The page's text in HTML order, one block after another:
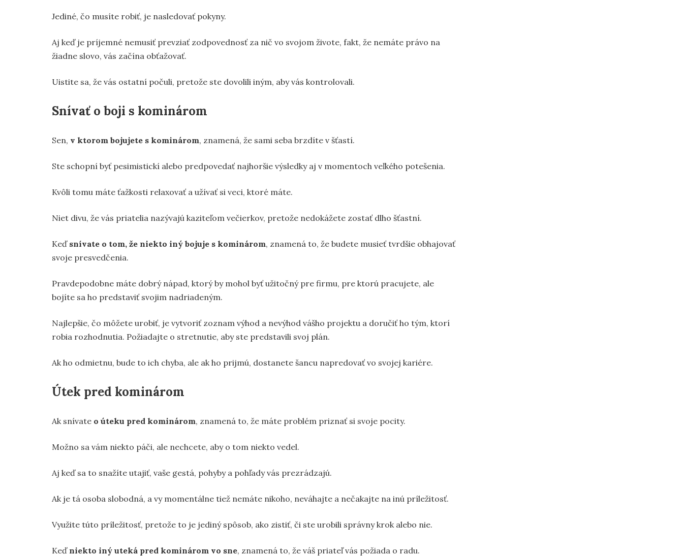
Jediné, čo musíte robiť, je nasledovať pokyny.
Aj keď je príjemné nemusiť prevziať zodpovednosť za nič vo svojom živote, fakt, že nemáte právo na
žiadne slovo, vás začína obťažovať.
Uistite sa, že vás ostatní počuli, pretože ste dovolili iným, aby vás kontrolovali.
Snívať o boji s kominárom
Sen, v ktorom bojujete s kominárom, znamená, že sami seba brzdíte v šťastí.
Ste schopní byť pesimistickí alebo predpovedať najhoršie výsledky aj v momentoch veľkého potešenia.
Kvôli tomu máte ťažkosti relaxovať a užívať si veci, ktoré máte.
Niet divu, že vás priatelia nazývajú kaziteľom večierkov, pretože nedokážete zostať dlho šťastní.
Keď snívate o tom, že niekto iný bojuje s kominárom, znamená to, že budete musieť tvrdšie obhajovať
svoje presvedčenia.
Pravdepodobne máte dobrý nápad, ktorý by mohol byť užitočný pre firmu, pre ktorú pracujete, ale
bojíte sa ho predstaviť svojim nadriadeným.
Najlepšie, čo môžete urobiť, je vytvoriť zoznam výhod a nevýhod vášho projektu a doručiť ho tým, ktorí
robia rozhodnutia. Požiadajte o stretnutie, aby ste predstavili svoj plán.
Ak ho odmietnu, bude to ich chyba, ale ak ho prijmú, dostanete šancu napredovať vo svojej kariére.
Útek pred kominárom
Ak snívate o úteku pred kominárom, znamená to, že máte problém priznať si svoje pocity.
Možno sa vám niekto páči, ale nechcete, aby o tom niekto vedel.
Aj keď sa to snažíte utajiť, vaše gestá, pohyby a pohľady vás prezrádzajú.
Ak je tá osoba slobodná, a vy momentálne tiež nemáte nikoho, neváhajte a nečakajte na inú príležitosť.
Využite túto príležitosť, pretože to je jediný spôsob, ako zistiť, či ste urobili správny krok alebo nie.
Keď niekto iný uteká pred kominárom vo sne, znamená to, že váš priateľ vás požiada o radu.